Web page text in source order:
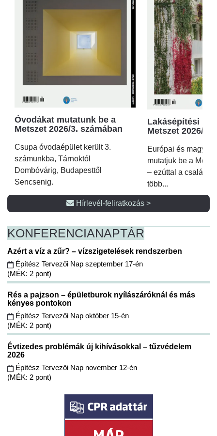
Óvodákat mutatunk be a
Metszet 2026/3. számában
Csupa óvodaépület került 3.
számunkba, Tárnoktól
Dombóvárig, Budapesttől
Sencsenig.
Lakásépítési
Metszet 2026/2.
Európai és magyar
mutatjuk be a
– ezúttal a családi
több...
Hírlevél-feliratkozás >
KONFERENCIANAPTÁR
Azért a víz a zűr? – vízszigetelések rendszerben
Építész Tervezői Nap szeptember 17-én
(MÉK: 2 pont)
Rés a pajzson – épületburok nyílászáróknál és más
kényes pontokon
Építész Tervezői Nap október 15-én
(MÉK: 2 pont)
Évtizedes problémák új kihívásokkal – tűzvédelem
2026
Építész Tervezői Nap november 12-én
(MÉK: 2 pont)